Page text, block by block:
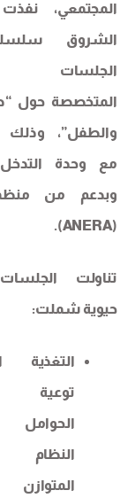
المجتمعي، نفذت
الشروق
الجلسات
المتخصصة حول
والطفل”، وذلك
مع وحدة التدخل
وبدعم من منظمة
تناولت الجلسات
حيوية شملت:
التغذية
توعية
الحوامل
النظام
المتوازن